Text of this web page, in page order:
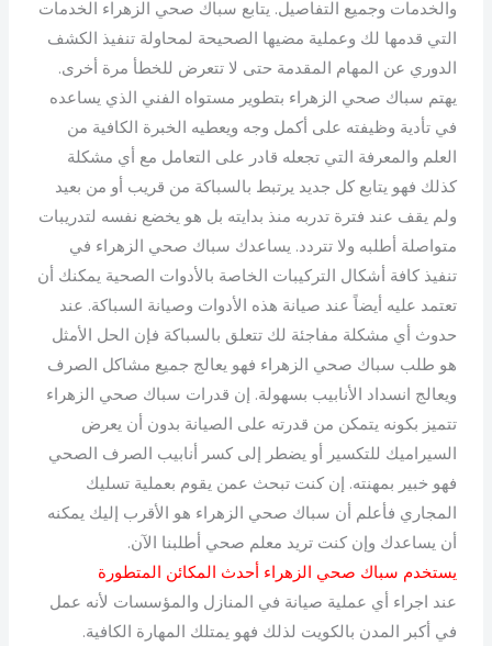
والخدمات وجميع التفاصيل. يتابع سباك صحي الزهراء الخدمات
التي قدمها لك وعملية مضيها الصحيحة لمحاولة تنفيذ الكشف
الدوري عن المهام المقدمة حتى لا تتعرض للخطأ مرة أخرى.
يهتم سباك صحي الزهراء بتطوير مستواه الفني الذي يساعده
في تأدية وظيفته على أكمل وجه ويعطيه الخبرة الكافية من
العلم والمعرفة التي تجعله قادر على التعامل مع أي مشكلة
كذلك فهو يتابع كل جديد يرتبط بالسباكة من قريب أو من بعيد
ولم يقف عند فترة تدربه منذ بدايته بل هو يخضع نفسه لتدريبات
متواصلة أطلبه ولا تتردد. يساعدك سباك صحي الزهراء في
تنفيذ كافة أشكال التركيبات الخاصة بالأدوات الصحية يمكنك أن
تعتمد عليه أيضاً عند صيانة هذه الأدوات وصيانة السباكة. عند
حدوث أي مشكلة مفاجئة لك تتعلق بالسباكة فإن الحل الأمثل
هو طلب سباك صحي الزهراء فهو يعالج جميع مشاكل الصرف
ويعالج انسداد الأنابيب بسهولة. إن قدرات سباك صحي الزهراء
تتميز بكونه يتمكن من قدرته على الصيانة بدون أن يعرض
السيراميك للتكسير أو يضطر إلى كسر أنابيب الصرف الصحي
فهو خبير بمهنته. إن كنت تبحث عمن يقوم بعملية تسليك
المجاري فأعلم أن سباك صحي الزهراء هو الأقرب إليك يمكنه
أن يساعدك وإن كنت تريد معلم صحي أطلبنا الآن.
يستخدم سباك صحي الزهراء أحدث المكائن المتطورة
عند اجراء أي عملية صيانة في المنازل والمؤسسات لأنه عمل
في أكبر المدن بالكويت لذلك فهو يمتلك المهارة الكافية.